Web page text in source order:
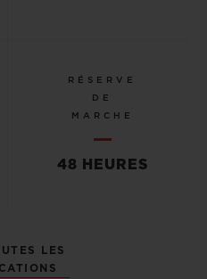
RÉSERVE
DE
MARCHE
48 HEURES
LES